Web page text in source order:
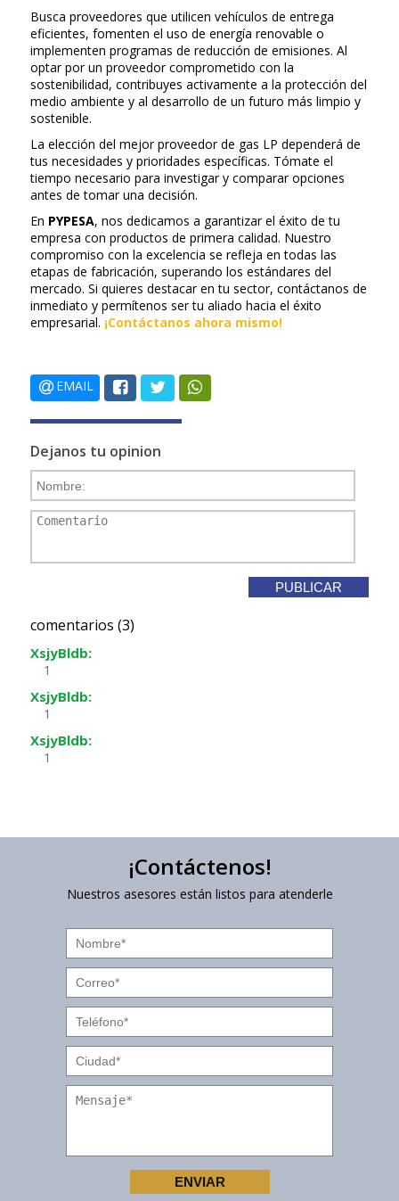
Busca proveedores que utilicen vehículos de entrega
eficientes, fomenten el uso de energía renovable o
implementen programas de reducción de emisiones. Al
optar por un proveedor comprometido con la
sostenibilidad, contribuyes activamente a la protección del
medio ambiente y al desarrollo de un futuro más limpio y
sostenible.
La elección del mejor proveedor de gas LP dependerá de
tus necesidades y prioridades específicas. Tómate el
tiempo necesario para investigar y comparar opciones
antes de tomar una decisión.
En PYPESA, nos dedicamos a garantizar el éxito de tu
empresa con productos de primera calidad. Nuestro
compromiso con la excelencia se refleja en todas las
etapas de fabricación, superando los estándares del
mercado. Si quieres destacar en tu sector, contáctanos de
inmediato y permítenos ser tu aliado hacia el éxito
empresarial. ¡Contáctanos ahora mismo!
EMAIL
Dejanos tu opinion
comentarios (3)
XsjyBldb:
1
XsjyBldb:
1
XsjyBldb:
1
¡Contáctenos!
Nuestros asesores están listos para atenderle